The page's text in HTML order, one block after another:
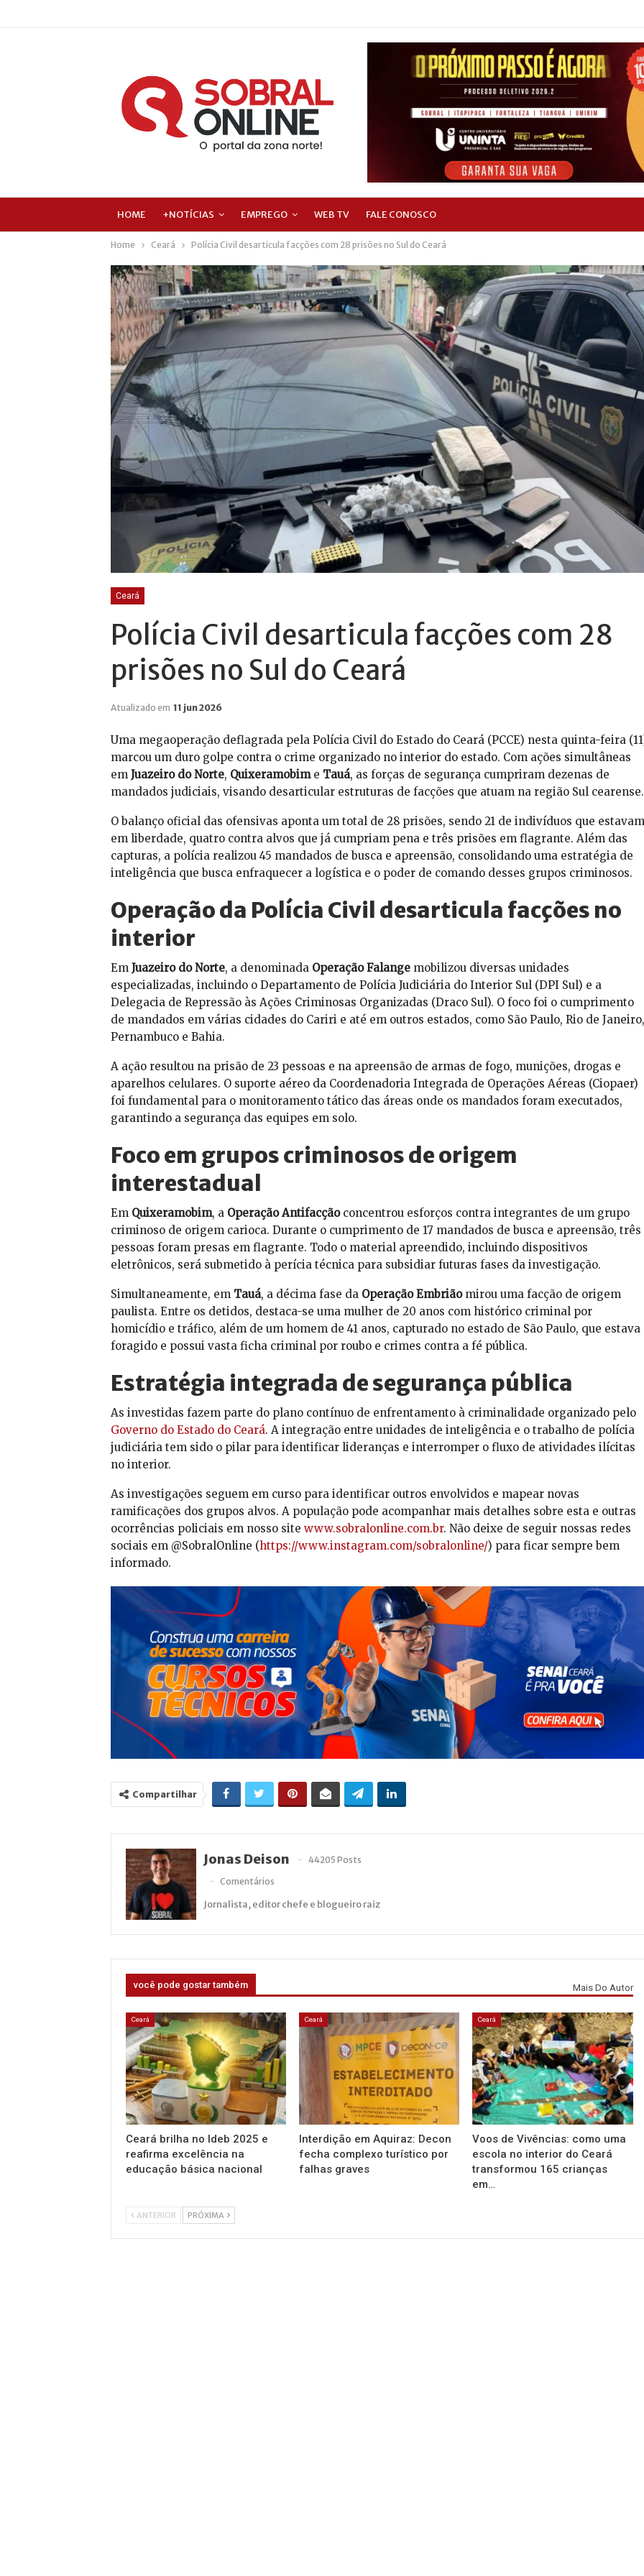
HOME +NOTÍCIAS EMPREGO WEB TV FALE CONOSCO
Home Ceará Polícia Civil desarticula facções com 28 prisões no Sul do Ceará
Ceará
Polícia Civil desarticula facções com 28
prisões no Sul do Ceará
Atualizado em 11 jun 2026
Uma megaoperação deflagrada pela Polícia Civil do Estado do Ceará (PCCE) nesta quinta-feira
marcou um duro golpe contra o crime organizado no interior do estado. Com ações simultâneas
em Juazeiro do Norte, Quixeramobime Tauá, as forças de segurança cumpriram dezenas de
mandados judiciais, visando desarticular estruturas de facções que atuam na região Sul cearense.
O balanço oficial das ofensivas aponta um total de 28 prisões, sendo 21 de indivíduos que estavam
em liberdade, quatro contra alvos que já cumpriam pena e três prisões em flagrante. Além das
capturas, a polícia realizou 45 mandados de busca e apreensão, consolidando uma estratégia de
inteligência que busca enfraquecer a logística e o poder de comando desses grupos criminosos.
Operação da Polícia Civil desarticula facções no
interior
Em Juazeiro do Norte, a denominada Operação Falangemobilizou diversas unidades
especializadas, incluindo o Departamento de Polícia Judiciária do Interior Sul (DPI Sul) e a
Delegacia de Repressão às Ações Criminosas Organizadas (Draco Sul). O foco foi o cumprimento
de mandados em várias cidades do Cariri e até em outros estados, como São Paulo, Rio de Janeiro,
Pernambuco e Bahia.
A ação resultou na prisão de 23 pessoas e na apreensão de armas de fogo, munições, drogas e
aparelhos celulares. O suporte aéreo da Coordenadoria Integrada de Operações Aéreas (Ciopaer)
foi fundamental para o monitoramento tático das áreas onde os mandados foram executados,
garantindo a segurança das equipes em solo.
Foco em grupos criminosos de origem
interestadual
Em Quixeramobim, a Operação Antifacçãoconcentrou esforços contra integrantes de um grupo
criminoso de origem carioca. Durante o cumprimento de 17 mandados de busca e apreensão, três
pessoas foram presas em flagrante. Todo o material apreendido, incluindo dispositivos
eletrônicos, será submetido à perícia técnica para subsidiar futuras fases da investigação.
Simultaneamente, em Tauá, a décima fase da Operação Embriãomirou uma facção de origem
paulista. Entre os detidos, destaca-se uma mulher de 20 anos com histórico criminal por
homicídio e tráfico, além de um homem de 41 anos, capturado no estado de São Paulo, que estava
foragido e possui vasta ficha criminal por roubo e crimes contra a fé pública.
Estratégia integrada de segurança pública
As investidas fazem parte do plano contínuo de enfrentamento à criminalidade organizado pelo
Governo do Estado do Ceará. A integração entre unidades de inteligência e o trabalho de polícia
judiciária tem sido o pilar para identificar lideranças e interromper o fluxo de atividades ilícitas
no interior.
As investigações seguem em curso para identificar outros envolvidos e mapear novas
ramificações dos grupos alvos. A população pode acompanhar mais detalhes sobre esta e outras
ocorrências policiais em nosso site www.sobralonline.com.br. Não deixe de seguir nossas redes
sociais em @SobralOnline (https://www.instagram.com/sobralonline/) para ficar sempre bem
informado.
Compartilhar
Jonas Deison
44205 Posts
Comentários
Jornalista, editor chefe e blogueiro raiz
você pode gostar também Mais Do Autor
Ceará
Ceará brilha no Ideb 2025 e
reafirma excelência na
educação básica nacional
Ceará
Interdição em Aquiraz: Decon
fecha complexo turístico por
falhas graves
Ceará
Voos de Vivências: como uma
escola no interior do Ceará
transformou 165 crianças
em…
ANTERIOR PRÓXIMA